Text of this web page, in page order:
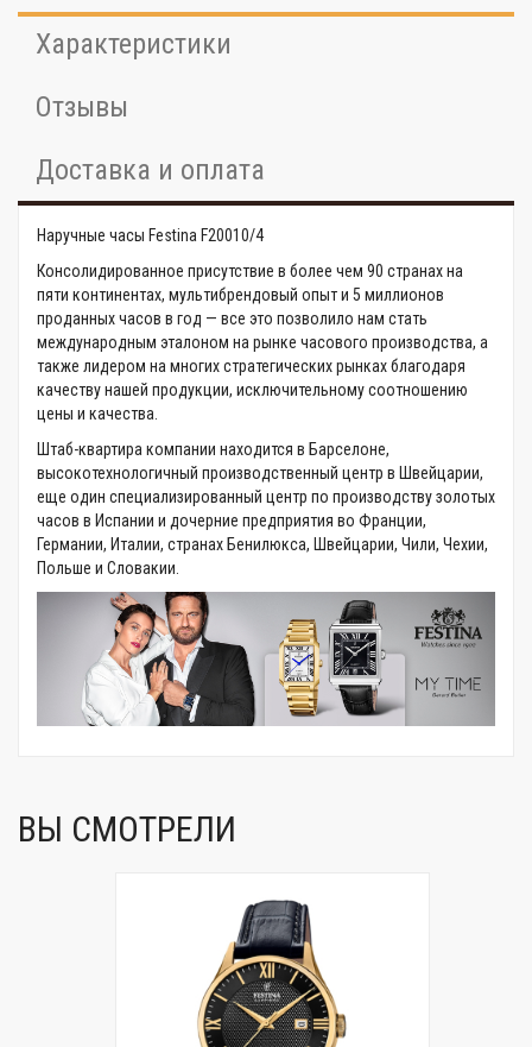
Характеристики
Отзывы
Доставка и оплата
Наручные часы Festina F20010/4
Консолидированное присутствие в более чем 90 странах на
пяти континентах, мультибрендовый опыт и 5 миллионов
проданных часов в год — все это позволило нам стать
международным эталоном на рынке часового производства, а
также лидером на многих стратегических рынках благодаря
качеству нашей продукции, исключительному соотношению
цены и качества.
Штаб-квартира компании находится в Барселоне,
высокотехнологичный производственный центр в Швейцарии,
еще один специализированный центр по производству золотых
часов в Испании и дочерние предприятия во Франции,
Германии, Италии, странах Бенилюкса, Швейцарии, Чили, Чехии,
Польше и Словакии.
ВЫ СМОТРЕЛИ